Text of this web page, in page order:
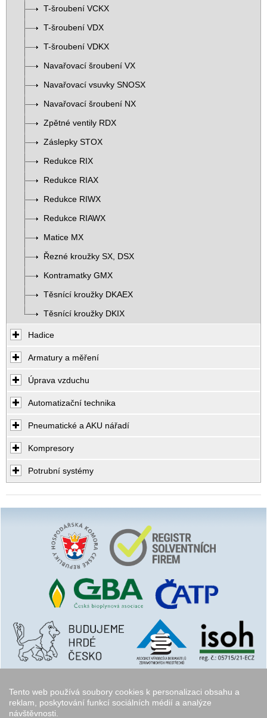
Tento web používá soubory cookies k personalizaci obsahu a
reklam, poskytování funkcí sociálních médií a analýze
návštěvnosti.
T-šroubení VCKX
T-šroubení VDX
T-šroubení VDKX
Navařovací šroubení VX
Navařovací vsuvky SNOSX
Navařovací šroubení NX
Zpětné ventily RDX
Záslepky STOX
Redukce RIX
Redukce RIAX
Redukce RIWX
Redukce RIAWX
Matice MX
Řezné kroužky SX, DSX
Kontramatky GMX
Těsnící kroužky DKAEX
Těsnící kroužky DKIX
Hadice
Armatury a měření
Úprava vzduchu
Automatizační technika
Pneumatické a AKU nářadí
Kompresory
Potrubní systémy